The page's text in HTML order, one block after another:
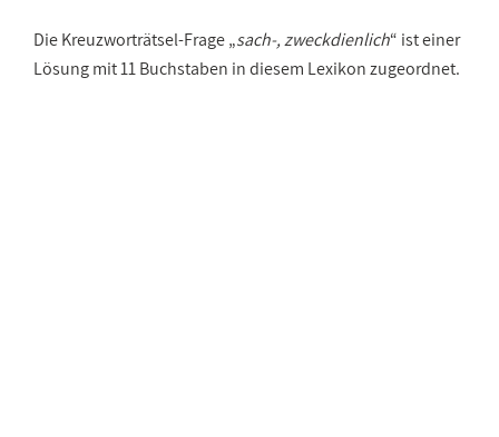
Die Kreuzworträtsel-Frage „sach-, zweckdienlich“ ist einer
Lösung mit 11 Buchstaben in diesem Lexikon zugeordnet.